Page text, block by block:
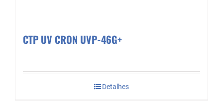
CTP UV CRON UVP-46G+
Detalhes